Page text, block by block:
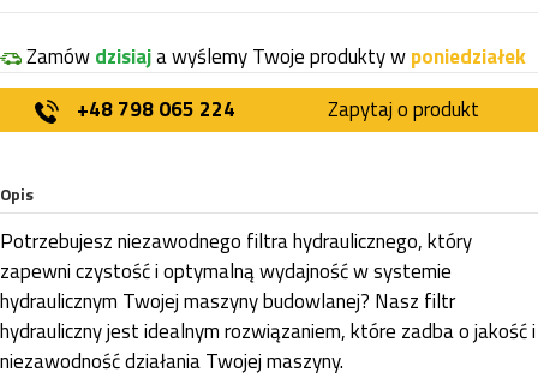
Zamówdzisiaja wyślemy Twoje produkty wponiedziałek
+48 798 065 224
Zapytaj o produkt
Opis
Potrzebujesz niezawodnego filtra hydraulicznego, który
zapewni czystość i optymalną wydajność w systemie
hydraulicznym Twojej maszyny budowlanej? Nasz filtr
hydrauliczny jest idealnym rozwiązaniem, które zadba o jakość i
niezawodność działania Twojej maszyny.